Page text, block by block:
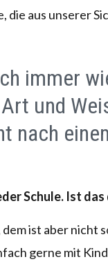
die aus unserer
immer
und
nach
Schule. Ist
ist aber nicht
gerne mit